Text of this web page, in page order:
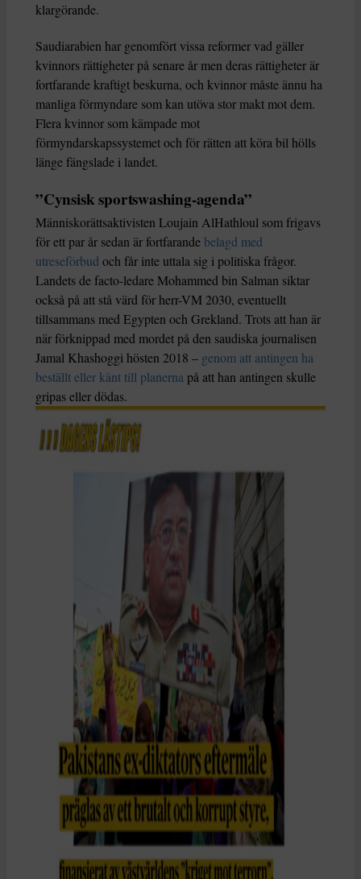
klargörande.
Saudiarabien har genomfört vissa reformer vad gäller
kvinnors rättigheter på senare år men deras rättigheter är
fortfarande kraftigt beskurna, och kvinnor måste ännu ha
manliga förmyndare som kan utöva stor makt mot dem.
Flera kvinnor som kämpade mot
förmyndarskapssystemet och för rätten att köra bil hölls
länge fängslade i landet.
”Cynsisk sportswashing-agenda”
Människorättsaktivisten Loujain AlHathloul som frigavs
för ett par år sedan är fortfarande belagd med
utreseförbud och får inte uttala sig i politiska frågor.
Landets de facto-ledare Mohammed bin Salman siktar
också på att stå värd för herr-VM 2030, eventuellt
tillsammans med Egypten och Grekland. Trots att han är
när förknippad med mordet på den saudiska journalisen
Jamal Khashoggi hösten 2018 – genom att antingen ha
beställt eller känt till planerna på att han antingen skulle
gripas eller dödas.